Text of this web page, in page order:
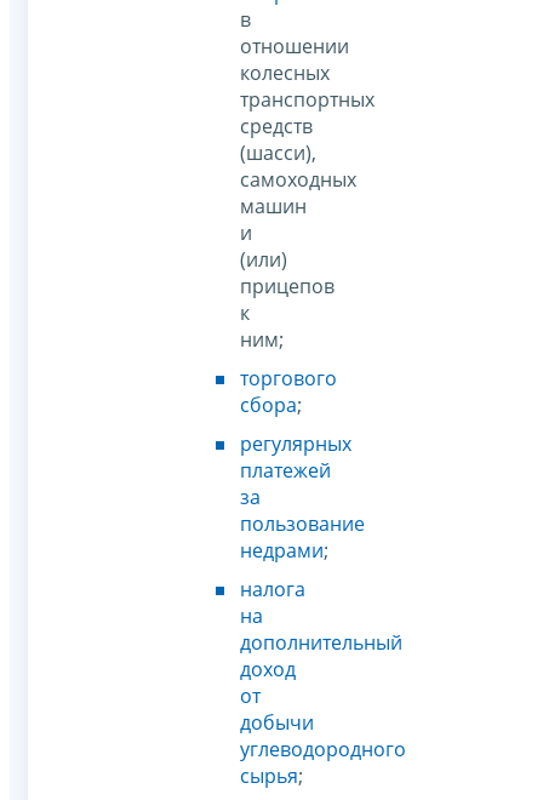
в
отношении
колесных
транспортных
средств
(шасси),
самоходных
машин
и
(или)
прицепов
к
ним;
торгового
сбора;
регулярных
платежей
за
пользование
недрами;
налога
на
дополнительный
доход
от
добычи
углеводородного
сырья;